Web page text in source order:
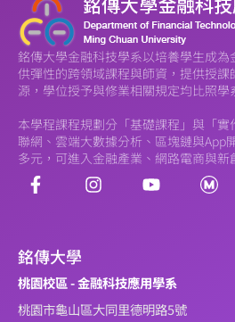
銘傳大學金融科技學系以培養學生成
供彈性的跨領域課程與師資，提供授
源，學位授予與修業相關規定均比照學
本學程課程規劃分「基礎課程」與「
聯網、雲端大數據分析、區塊鏈與App
多元，可進入金融產業、網路電商與新
銘傳大學
桃園校區 - 金融科技應用學系
桃園市龜山區大同里德明路5號